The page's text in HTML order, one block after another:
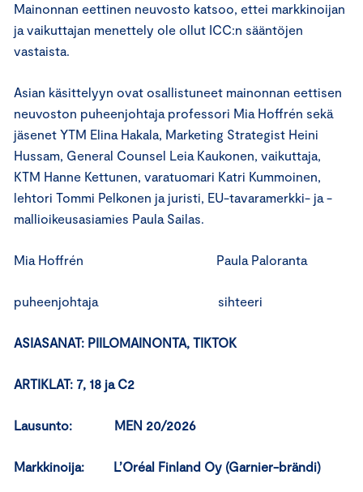
Mainonnan eettinen neuvosto katsoo, ettei markkinoijan
ja vaikuttajan menettely ole ollut ICC:n sääntöjen
vastaista.
Asian käsittelyyn ovat osallistuneet mainonnan eettisen
neuvoston puheenjohtaja professori Mia Hoffrén sekä
jäsenet YTM Elina Hakala, Marketing Strategist Heini
Hussam, General Counsel Leia Kaukonen, vaikuttaja,
KTM Hanne Kettunen, varatuomari Katri Kummoinen,
lehtori Tommi Pelkonen ja juristi, EU-tavaramerkki- ja -
mallioikeusasiamies Paula Sailas.
Mia Hoffrén Paula Paloranta
puheenjohtaja sihteeri
ASIASANAT: PIILOMAINONTA, TIKTOK
ARTIKLAT: 7, 18 ja C2
Lausunto: MEN 20/2026
Markkinoija: L’Oréal Finland Oy (Garnier-brändi)